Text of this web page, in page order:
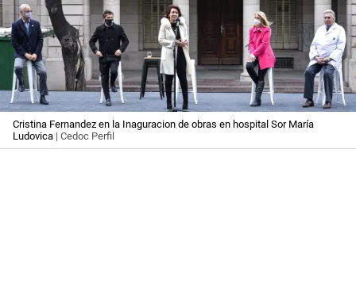
Cristina Fernandez en la Inaguracion de obras en hospital Sor María
Ludovica | Cedoc Perfil